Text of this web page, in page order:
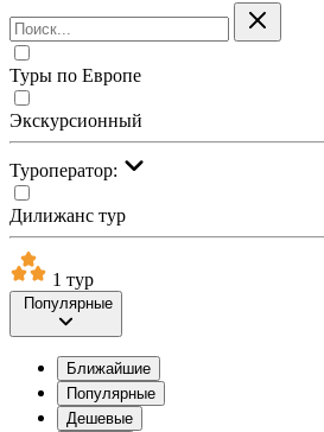
Туры по Европе
Экскурсионный
Туроператор:
Дилижанс тур
1 тур
Популярные
Ближайшие
Популярные
Дешевые